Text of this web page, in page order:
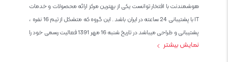
هوشمندنت با افتخار توانست یکی از بهترین مرکز ارائه محصولات و خدمات
IT با پشتیبانی 24 ساعته در ایران باشد . این گروه که متشکل از تیم 16 نفره ،
پشتیبانی و طراحی میباشد در تاریخ شنبه 16 مهر 1391 فعالیت رسمی خود را
نمایش بیشتر